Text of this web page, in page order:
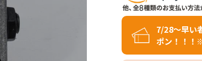
7/28～早い
ポン！！！